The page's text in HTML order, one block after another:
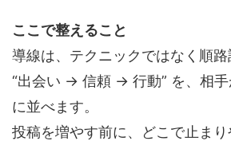
ここで整えること
導線は、テクニックではなく順路
“出会い → 信頼 → 行動” を、相
に並べます。
投稿を増やす前に、どこで止ま